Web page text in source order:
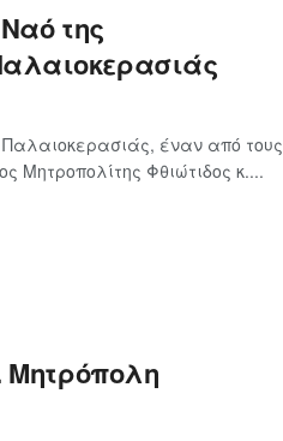
της
έναν από τους
Μητροπολίτης Φθιώτιδος κ....
Μητρόπολη